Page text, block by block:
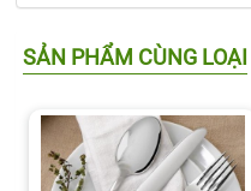
SẢN PHẨM CÙNG LOẠI